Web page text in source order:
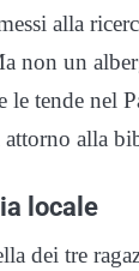
alla
non un
le tende nel
alla
locale
dei tre